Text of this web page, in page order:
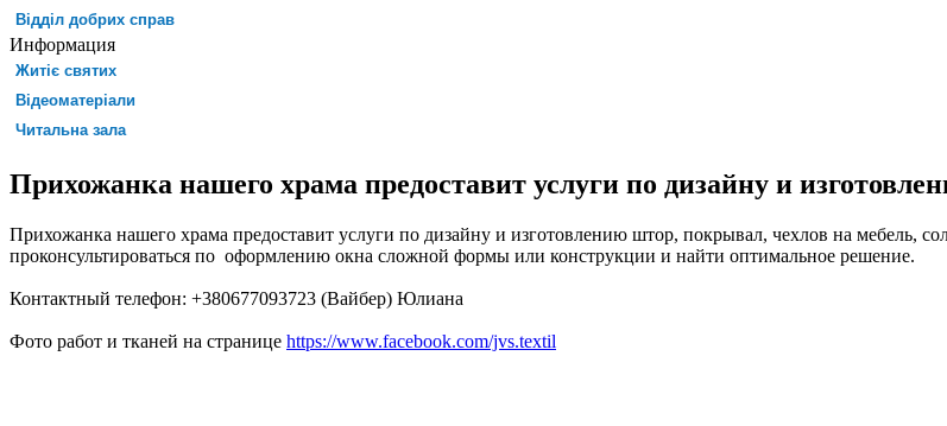
Відділ добрих справ
Информация
Житіє святих
Відеоматеріали
Читальна зала
Прихожанка нашего храма предоставит услуги по дизайну и
Прихожанка нашего храма предоставит услуги по дизайну и изготовлению штор, покрывал, чехлов на мебель,
проконсультироваться по оформлению окна сложной формы или конструкции и найти оптимальное решение.
Контактный телефон: +380677093723 (Вайбер) Юлиана
Фото работ и тканей на странице https://www.facebook.com/jvs.textil